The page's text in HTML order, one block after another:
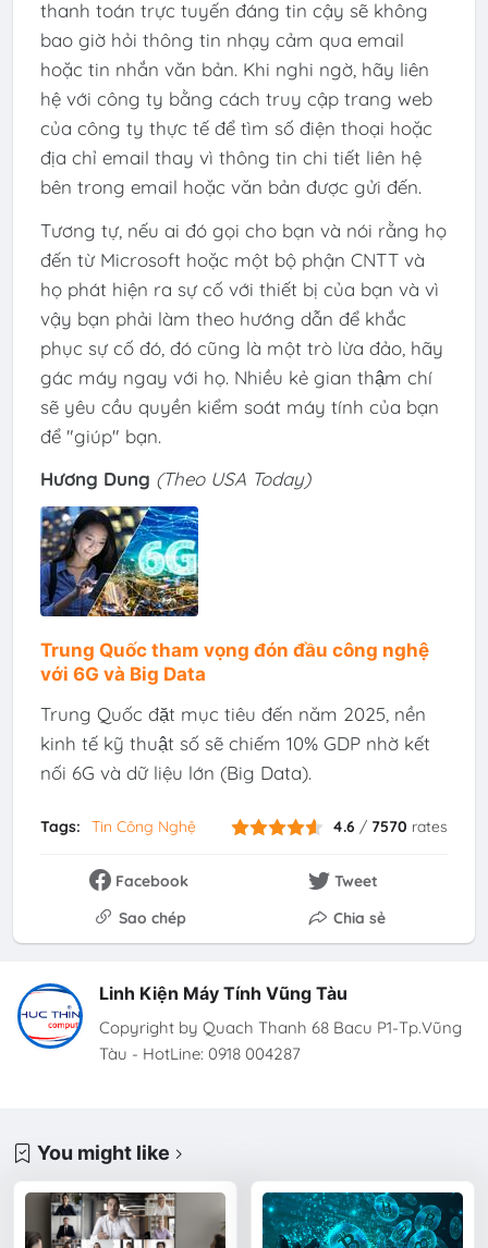
thanh toán trực tuyến đáng tin cậy sẽ không
bao giờ hỏi thông tin nhạy cảm qua email
hoặc tin nhắn văn bản. Khi nghi ngờ, hãy liên
hệ với công ty bằng cách truy cập trang web
của công ty thực tế để tìm số điện thoại hoặc
địa chỉ email thay vì thông tin chi tiết liên hệ
bên trong email hoặc văn bản được gửi đến.
Tương tự, nếu ai đó gọi cho bạn và nói rằng họ
đến từ Microsoft hoặc một bộ phận CNTT và
họ phát hiện ra sự cố với thiết bị của bạn và vì
vậy bạn phải làm theo hướng dẫn để khắc
phục sự cố đó, đó cũng là một trò lừa đảo, hãy
gác máy ngay với họ. Nhiều kẻ gian thậm chí
sẽ yêu cầu quyền kiểm soát máy tính của bạn
để "giúp" bạn.
Hương Dung (Theo USA Today)
Trung Quốc tham vọng đón đầu công nghệ
với 6G và Big Data
Trung Quốc đặt mục tiêu đến năm 2025, nền
kinh tế kỹ thuật số sẽ chiếm 10% GDP nhờ kết
nối 6G và dữ liệu lớn (Big Data).
Tags: Tin Công Nghệ 4.6 / 7570 rates
Facebook
Tweet
Sao chép
Chia sẻ
Linh Kiện Máy Tính Vũng Tàu
Copyright by Quach Thanh 68 Bacu P1-Tp.Vũng
Tàu - HotLine: 0918 004287
You might like